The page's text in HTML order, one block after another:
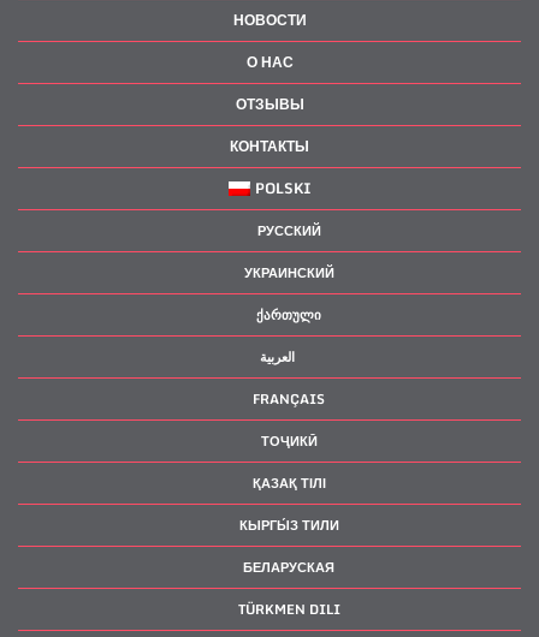
НОВОСТИ
О НАС
ОТЗЫВЫ
КОНТАКТЫ
POLSKI
РУССКИЙ
УКРАИНСКИЙ
ᲥᲐᲠᲗᲣᲚᲘ
العربية
FRANÇAIS
ТОҶИКӢ
ҚАЗАҚ ТІЛІ
КЫРГЫ́З ТИЛИ
БЕЛАРУСКАЯ
TÜRKMEN DILI